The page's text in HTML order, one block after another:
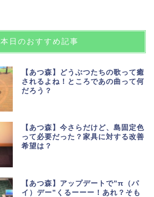
本日のおすすめ記事
【あつ森】どうぶつたちの歌って癒
されるよね！ところであの曲って何
だろう？
【あつ森】今さらだけど、島固定色
って必要だった？家具に対する改善
希望は？
【あつ森】アップデートで”π（パ
イ）デー”くるーーー！あれ？そも